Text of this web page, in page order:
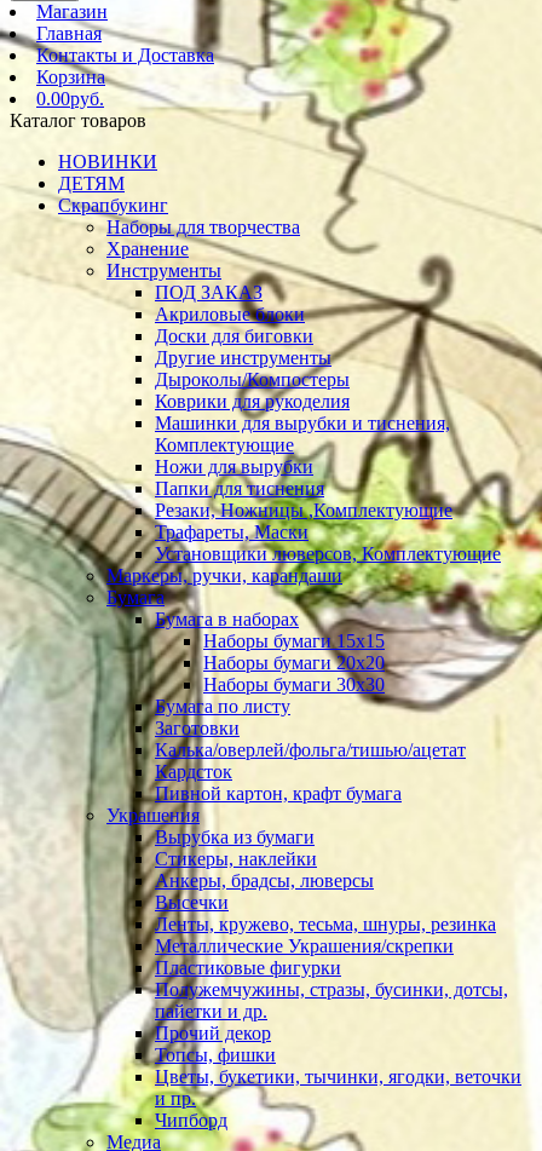
Магазин
Главная
Контакты и Доставка
Корзина
0.00руб.
Каталог товаров
НОВИНКИ
ДЕТЯМ
Скрапбукинг
Наборы для творчества
Хранение
Инструменты
ПОД ЗАКАЗ
Акриловые блоки
Доски для биговки
Другие инструменты
Дыроколы/Компостеры
Коврики для рукоделия
Машинки для вырубки и тиснения,
Комплектующие
Ножи для вырубки
Папки для тиснения
Резаки, Ножницы ,Комплектующие
Трафареты, Маски
Установщики люверсов, Комплектующие
Маркеры, ручки, карандаши
Бумага
Бумага в наборах
Наборы бумаги 15х15
Наборы бумаги 20х20
Наборы бумаги 30х30
Бумага по листу
Заготовки
Калька/оверлей/фольга/тишью/ацетат
Кардсток
Пивной картон, крафт бумага
Украшения
Вырубка из бумаги
Стикеры, наклейки
Анкеры, брадсы, люверсы
Высечки
Ленты, кружево, тесьма, шнуры, резинка
Металлические Украшения/скрепки
Пластиковые фигурки
Полужемчужины, стразы, бусинки, дотсы,
пайетки и др.
Прочий декор
Топсы, фишки
Цветы, букетики, тычинки, ягодки, веточки
и пр.
Чипборд
Медиа